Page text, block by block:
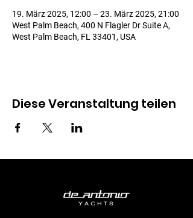
19. März 2025, 12:00 – 23. März 2025, 21:00
West Palm Beach, 400 N Flagler Dr Suite A,
West Palm Beach, FL 33401, USA
Diese Veranstaltung teilen